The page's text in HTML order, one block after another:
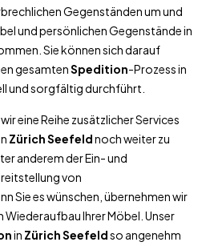
Gegenständen um und
und persönlichen Gegenstände in
Sie können sich darauf
gesamtenSpedition-Prozess in
und sorgfältig durchführt.
eine Reihe zusätzlicher Services
Zürich Seefeldnoch weiter zu
anderem der Ein- und
von
Sie es wünschen, übernehmen wir
Ihrer Möbel. Unser
in Zürich Seefeldso angenehm